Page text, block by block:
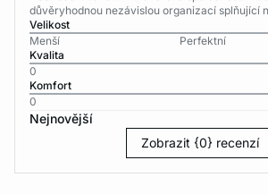
důvěryhodnou nezávislou organizací splňující
Velikost
Menší
Perfektní
Kvalita
0
Komfort
0
Nejnovější
Zobrazit {0} recenzí